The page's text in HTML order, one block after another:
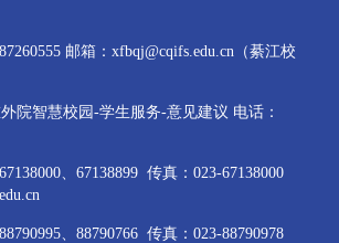
邮箱：xfbqj@cqifs.edu.cn（綦江校
院智慧校园-学生服务-意见建议 电话：
、67138899 传真：023-67138000
、88790766 传真：023-88790978